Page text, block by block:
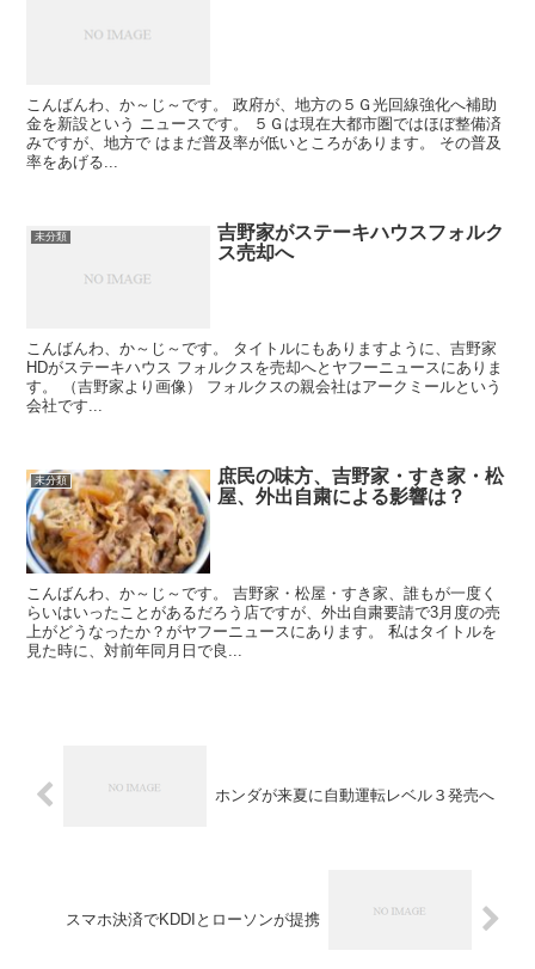
こんばんわ、か～じ～です。 政府が、地方の５Ｇ光回線強化へ補助
金を新設という ニュースです。 ５Ｇは現在大都市圏ではほぼ整備済
みですが、地方で はまだ普及率が低いところがあります。 その普及
率をあげる...
未分類
吉野家がステーキハウスフォルク
ス売却へ
こんばんわ、か～じ～です。 タイトルにもありますように、吉野家
HDがステーキハウス フォルクスを売却へとヤフーニュースにありま
す。 （吉野家より画像） フォルクスの親会社はアークミールという
会社です...
未分類
庶民の味方、吉野家・すき家・松
屋、外出自粛による影響は？
こんばんわ、か～じ～です。 吉野家・松屋・すき家、誰もが一度く
らいはいったことがあるだろう店ですが、外出自粛要請で3月度の売
上がどうなったか？がヤフーニュースにあります。 私はタイトルを
見た時に、対前年同月日で良...
ホンダが来夏に自動運転レベル３発売へ
スマホ決済でKDDIとローソンが提携